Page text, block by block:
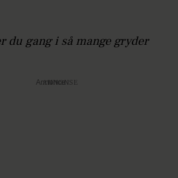
du gang i så mange gryder
Annonce